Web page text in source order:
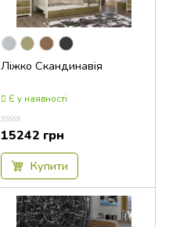
Ліжко Скандинавія
Є у наявності
Оцінка
0.00
з
15242 грн
Купити